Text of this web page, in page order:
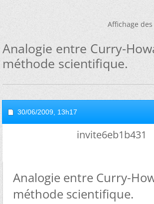
Affichage
Analogie entre Curry-
méthode scientifique.
30/06/2009, 13h17
invite6eb1b431
Analogie entre Curry-
méthode scientifique.